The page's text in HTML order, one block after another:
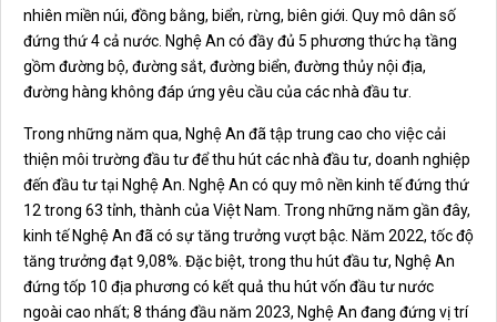
nhiên miền núi, đồng bằng, biển, rừng, biên giới. Quy mô dân số
đứng thứ 4 cả nước. Nghệ An có đầy đủ 5 phương thức hạ tầng
gồm đường bộ, đường sắt, đường biển, đường thủy nội địa,
đường hàng không đáp ứng yêu cầu của các nhà đầu tư.
Trong những năm qua, Nghệ An đã tập trung cao cho việc cải
thiện môi trường đầu tư để thu hút các nhà đầu tư, doanh nghiệp
đến đầu tư tại Nghệ An. Nghệ An có quy mô nền kinh tế đứng thứ
12 trong 63 tỉnh, thành của Việt Nam. Trong những năm gần đây,
kinh tế Nghệ An đã có sự tăng trưởng vượt bậc. Năm 2022, tốc độ
tăng trưởng đạt 9,08%. Đặc biệt, trong thu hút đầu tư, Nghệ An
đứng tốp 10 địa phương có kết quả thu hút vốn đầu tư nước
ngoài cao nhất; 8 tháng đầu năm 2023, Nghệ An đang đứng vị trí